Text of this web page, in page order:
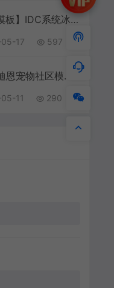
【魔方模板】IDC系统冰云科技风格魔方主题
17 597
discuz迪恩宠物社区模板 宠物论坛网站源码
11 290